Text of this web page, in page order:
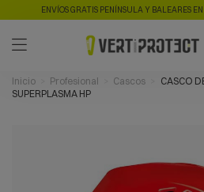
ENVÍOS GRATIS PENÍNSULA Y BALEARES
Inicio Profesional Cascos
CASCO
SUPERPLASMA HP